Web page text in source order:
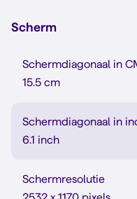
Scherm
Schermdiagonaal in
15.5 cm
Schermdiagonaal in
6.1 inch
Schermresolutie